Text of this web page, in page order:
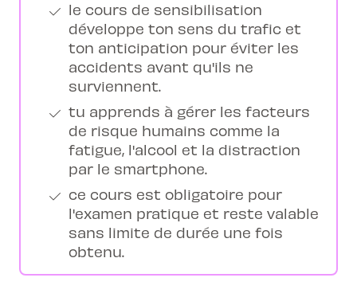
le cours de sensibilisation
développe ton sens du trafic et
ton anticipation pour éviter les
accidents avant qu'ils ne
surviennent.
tu apprends à gérer les facteurs
de risque humains comme la
fatigue, l'alcool et la distraction
par le smartphone.
ce cours est obligatoire pour
l'examen pratique et reste valable
sans limite de durée une fois
obtenu.